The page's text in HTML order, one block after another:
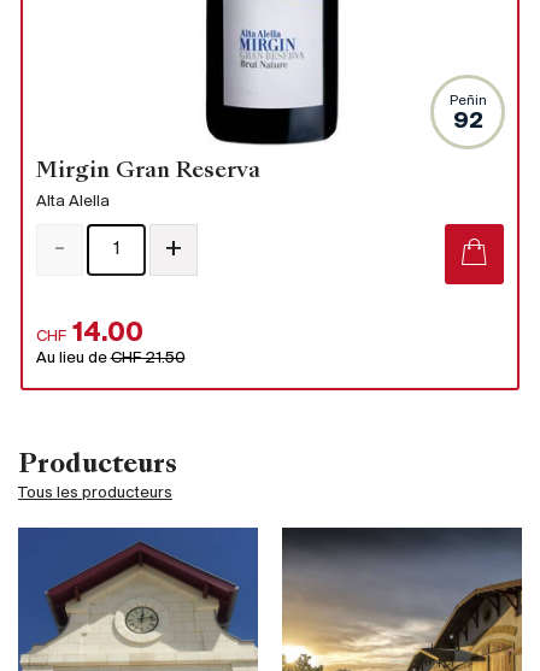
Producteurs
Tous les producteurs
Peñin
92
Mirgin Gran Reserva
Alta Alella
CHF 14.00
Au lieu deCHF 21.50
- +